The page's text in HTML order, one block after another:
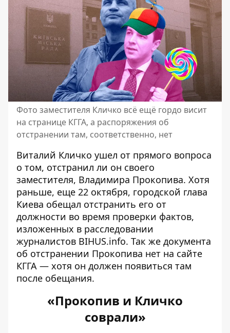
Фото заместителя Кличко всё ещё гордо висит
на странице КГГА, а распоряжения об
отстранении там, соответственно, нет
Виталий Кличко ушел от прямого вопроса
о том, отстранил ли он своего
заместителя, Владимира Прокопива. Хотя
раньше, еще 22 октября, городской глава
Киева обещал отстранить его от
должности во время проверки фактов,
изложенных в расследовании
журналистов BIHUS.info. Так же документа
об отстранении Прокопива нет на сайте
КГГА — хотя он должен появиться там
после обещания.
«Прокопив и Кличко
соврали»